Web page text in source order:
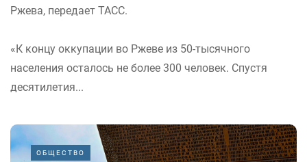
Ржева, передает ТАСС.
«К концу оккупации во Ржеве из 50-тысячного
населения осталось не более 300 человек. Спустя
десятилетия...
ОБЩЕСТВО